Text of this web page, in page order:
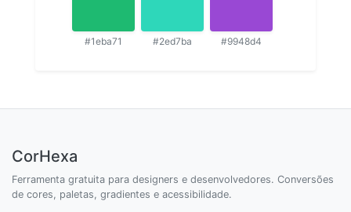
#1eba71 #2ed7ba #9948d4
CorHexa
Ferramenta gratuita para designers e desenvolvedores. Conversões
de cores, paletas, gradientes e acessibilidade.